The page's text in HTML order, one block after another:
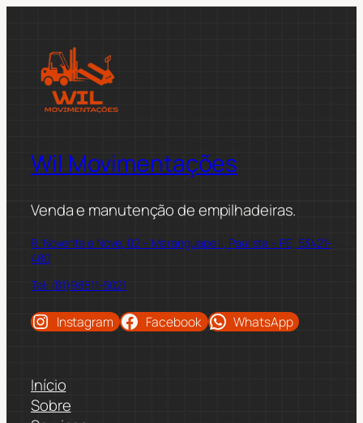
Wil Movimentações
Venda e manutenção de empilhadeiras.
R. Noventa e Nove, 02 – Maranguape II, Paulista – PE, 53421-
480
Tel: (81)98811-5021
Instagram Facebook WhatsApp
Início
Sobre